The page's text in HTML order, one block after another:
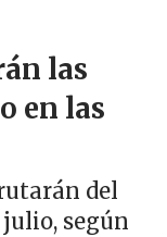
las
en las
del
julio, según